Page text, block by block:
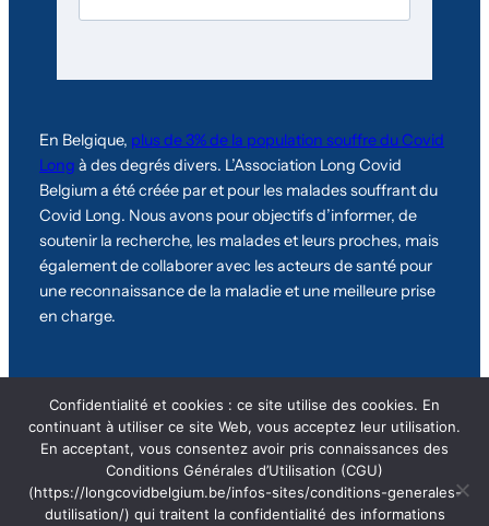
En Belgique, plus de 3% de la population souffre du Covid
Long à des degrés divers. L’Association Long Covid
Belgium a été créée par et pour les malades souffrant du
Covid Long. Nous avons pour objectifs d’informer, de
soutenir la recherche, les malades et leurs proches, mais
également de collaborer avec les acteurs de santé pour
une reconnaissance de la maladie et une meilleure prise
en charge.
Statuts de l’association|CGU|Adhérer
© Copyright 2025 –
#Longcovidbelgium
Confidentialité et cookies : ce site utilise des cookies. En
continuant à utiliser ce site Web, vous acceptez leur utilisation.
En acceptant, vous consentez avoir pris connaissances des
Conditions Générales d’Utilisation (CGU)
(https://longcovidbelgium.be/infos-sites/conditions-generales-
dutilisation/) qui traitent la confidentialité des informations